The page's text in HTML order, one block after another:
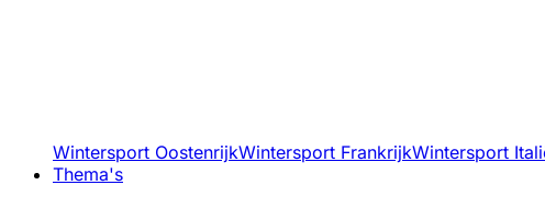
Wintersport OostenrijkWintersport FrankrijkWintersport
Thema's